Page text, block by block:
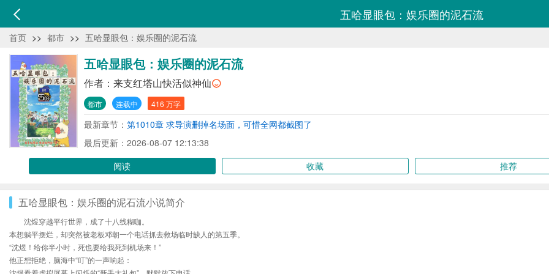
五哈显眼包：娱乐圈的泥石流
首页 >> 都市 >> 五哈显眼包：娱乐圈的泥石流
五哈显眼包：娱乐圈的泥石流
作者： 来支红塔山快活似神仙
都市 连载中 416 万字
最新章节： 第1010章 求导演删掉名场面，可惜全网都截图了
最后更新：2026-08-07 12:13:38
阅读
收藏 推荐
五哈显眼包：娱乐圈的泥石流小说简介
沈煜穿越平行世界，成了十八线糊咖。
本想躺平摆烂，却突然被老板邓朝一个电话抓去救场临时缺人的第五季。
“沈煜！给你半小时，死也要给我死到机场来！”
他正想拒绝，脑海中“叮”的一声响起：